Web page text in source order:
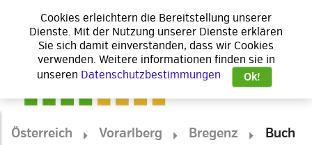
Österreich Vorarlberg Bregenz
Buch
Cookies erleichtern die Bereitstellung unserer
Dienste. Mit der Nutzung unserer Dienste erklären
Sie sich damit einverstanden, dass wir Cookies
verwenden. Weitere informationen finden sie in
unseren Datenschutzbestimmungen Ok!